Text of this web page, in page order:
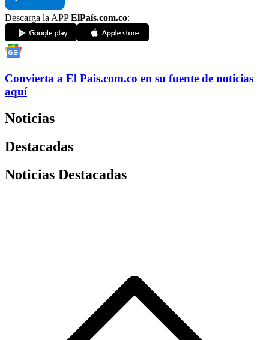
Descarga la APPElPaís.com.co:
Convierta a El País.com.co en su fuente de noticias
aquí
Noticias
Destacadas
Noticias Destacadas